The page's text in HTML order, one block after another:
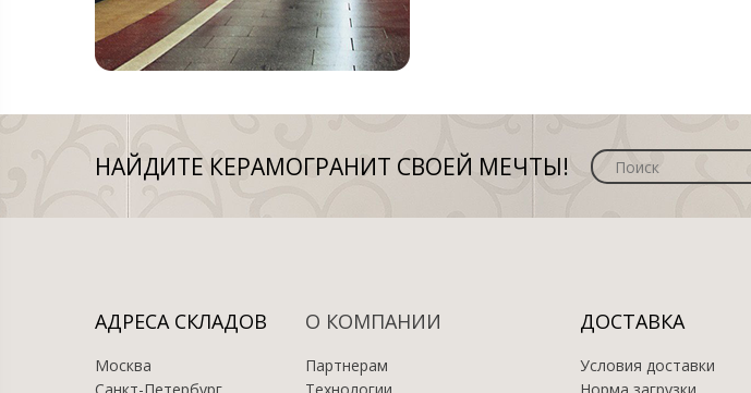
НАЙДИТЕ КЕРАМОГРАНИТ СВОЕЙ МЕЧТЫ!
АДРЕСА СКЛАДОВ
Москва
О КОМПАНИИ
Партнерам
ДОСТАВКА
Условия доставки